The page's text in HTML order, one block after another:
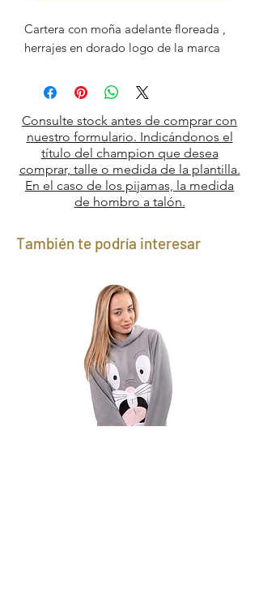
Cartera con moña adelante floreada ,
herrajes en dorado logo de la marca
Consulte stock antes de comprar con
nuestro formulario. Indicándonos el
título del champion que desea
comprar, talle o medida de la plantilla.
En el caso de los pijamas, la medida
de hombro a talón.
También te podría interesar